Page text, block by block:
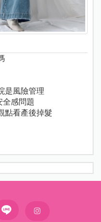
是風險管理
全感問題
點看產後掉髮